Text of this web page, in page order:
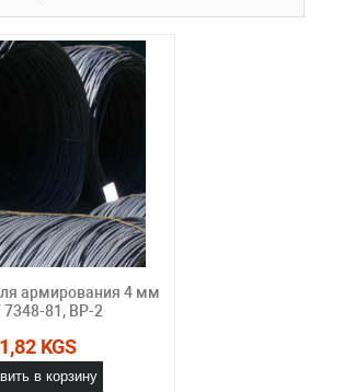
армирования 4 мм
7348-81, ВР-2
KGS
в корзину